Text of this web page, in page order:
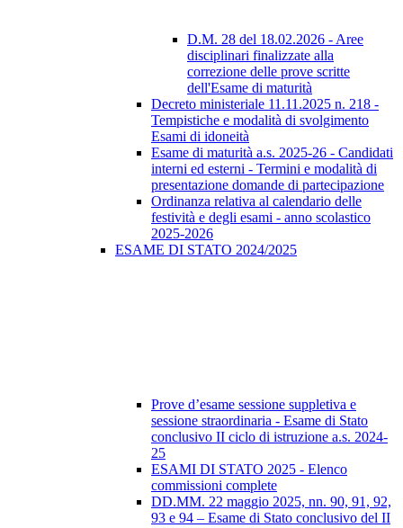
D.M. 28 del 18.02.2026 - Aree
disciplinari finalizzate alla
correzione delle prove scritte
dell'Esame di maturità
Decreto ministeriale 11.11.2025 n. 218 -
Tempistiche e modalità di svolgimento
Esami di idoneità
Esame di maturità a.s. 2025-26 - Candidati
interni ed esterni - Termini e modalità di
presentazione domande di partecipazione
Ordinanza relativa al calendario delle
festività e degli esami - anno scolastico
2025-2026
ESAME DI STATO 2024/2025
Prove d’esame sessione suppletiva e
sessione straordinaria - Esame di Stato
conclusivo II ciclo di istruzione a.s. 2024-
25
ESAMI DI STATO 2025 - Elenco
commissioni complete
DD.MM. 22 maggio 2025, nn. 90, 91, 92,
93 e 94 – Esame di Stato conclusivo del II